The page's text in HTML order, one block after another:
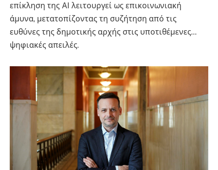
επίκληση της AI λειτουργεί ως επικοινωνιακή
άμυνα, μετατοπίζοντας τη συζήτηση από τις
ευθύνες της δημοτικής αρχής στις υποτιθέμενες…
ψηφιακές απειλές.